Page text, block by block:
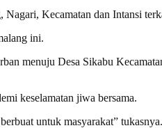
Nagari, Kecamatan dan Intansi
ini.
menuju Desa Sikabu
keselamatan jiwa bersama.
untuk masyarakat”